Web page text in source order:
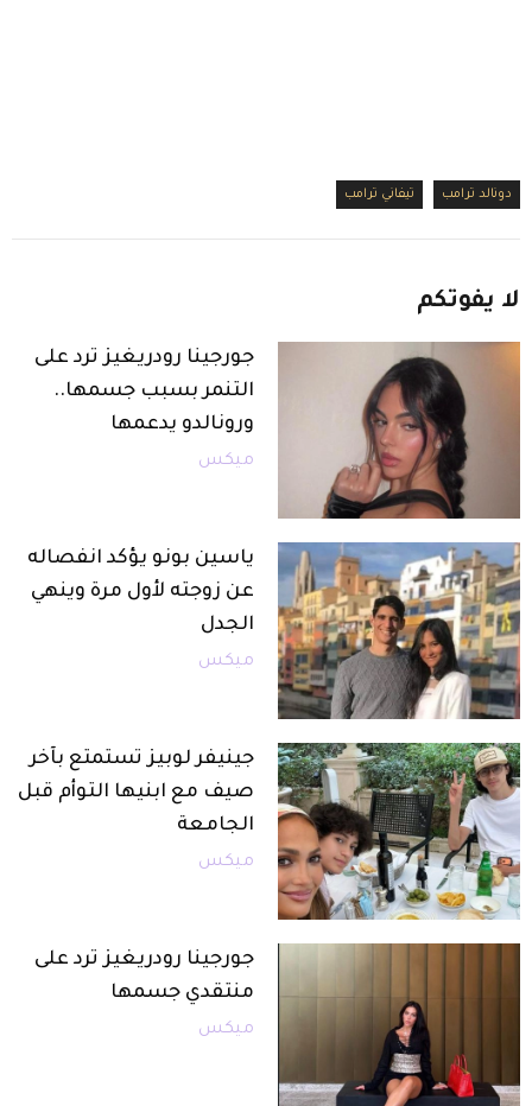
دونالد ترامب تيفاني ترامب
لا يفوتكم
جورجينا رودريغيز ترد على
التنمر بسبب جسمها..
ورونالدو يدعمها
ميكس
ياسين بونو يؤكد انفصاله
عن زوجته لأول مرة وينهي
الجدل
ميكس
جينيفر لوبيز تستمتع بآخر
صيف مع ابنيها التوأم قبل
الجامعة
ميكس
جورجينا رودريغيز ترد على
منتقدي جسمها
ميكس